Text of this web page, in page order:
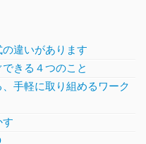
違いがあります
きる４つのこと
、手軽に取り組めるワーク
す